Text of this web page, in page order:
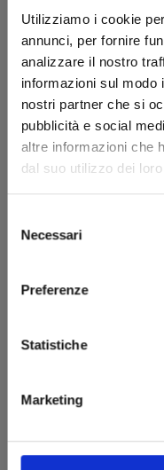
Utilizziamo i cookie
annunci, per fornire
analizzare il nostro
informazioni sul modo
nostri partner che si
pubblicità e social
altre informazioni che
dal suo utilizzo dei
delNecessari
Preferenze
Statistiche
Marketing
€ 6,90